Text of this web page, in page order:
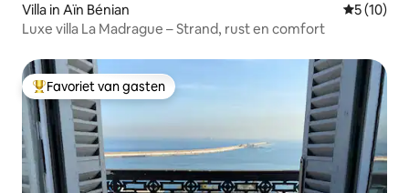
Villa in Aïn Bénian
5 (10)
Luxe villa La Madrague – Strand, rust en comfort
Topfavoriet van gasten
Favoriet van gasten